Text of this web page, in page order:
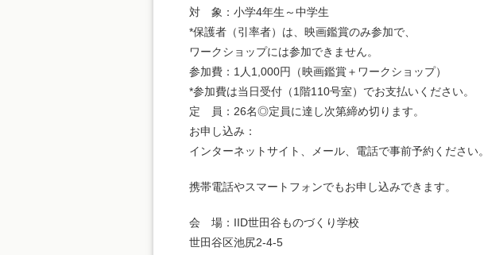
対 象：小学4年生～中学生
*保護者（引率者）は、映画鑑賞のみ参加で、
ワークショップには参加できません。
参加費：1人1,000円（映画鑑賞＋ワークショップ）
*参加費は当日受付（1階110号室）でお支払いください。
定 員：26名◎定員に達し次第締め切ります。
お申し込み：
インターネットサイト、メール、電話で事前予約ください。
携帯電話やスマートフォンでもお申し込みできます。
会 場：IID世田谷ものづくり学校
世田谷区池尻2-4-5